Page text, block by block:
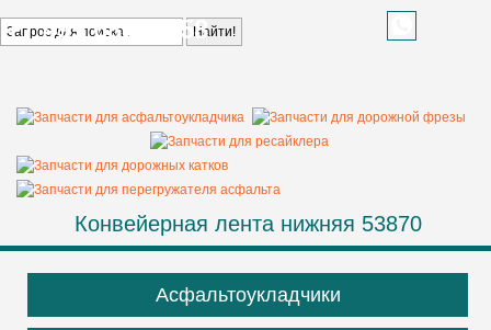
+7 499 685 68 58
Конвейерная лента нижняя 53870
Асфальтоукладчики